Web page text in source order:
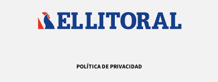
POLÍTICA DE PRIVACIDAD